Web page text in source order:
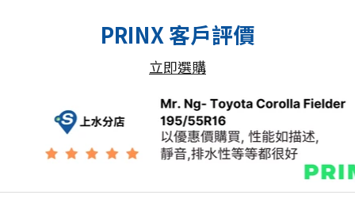
PRINX 客戶評價
立即選購